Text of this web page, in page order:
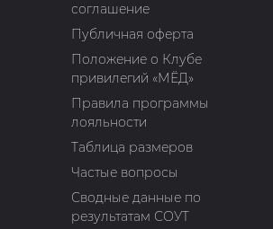
соглашение
Публичная оферта
Положение о Клубе
привилегий «МЁД»
Правила программы
лояльности
Таблица размеров
Частые вопросы
Сводные данные по
результатам СОУТ